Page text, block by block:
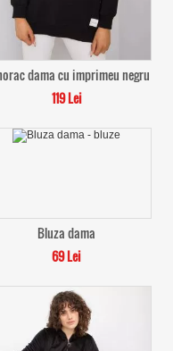
dama cu imprimeu negru
119 Lei
Bluza dama
69 Lei